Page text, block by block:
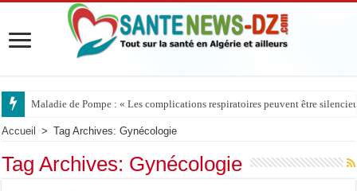
Maladie de Pompe : « Les complications respiratoires peuvent être
Accueil > Tag Archives: Gynécologie
Tag Archives: Gynécologie